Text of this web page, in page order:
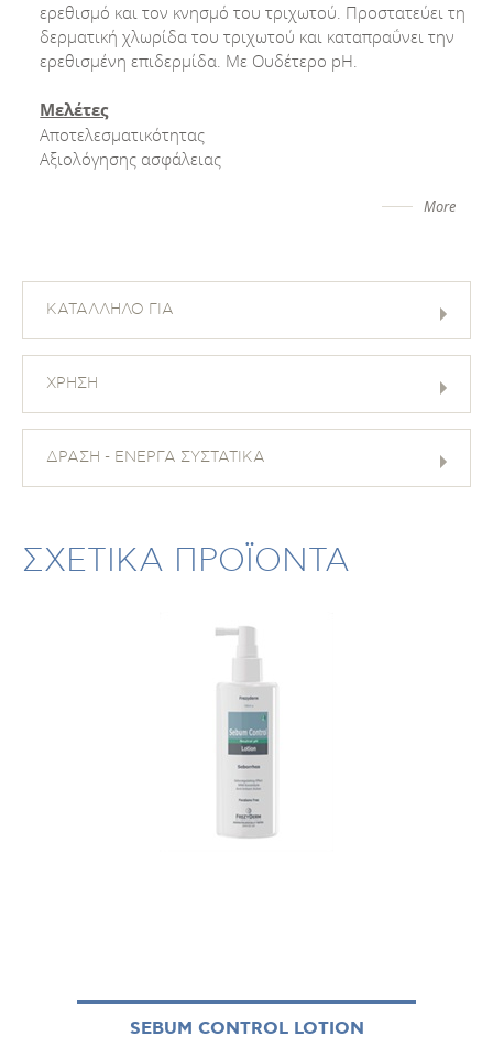
ερεθισμό και τον κνησμό του τριχωτού. Προστατεύει τη
δερματική χλωρίδα του τριχωτού και καταπραΰνει την
ερεθισμένη επιδερμίδα. Με Ουδέτερο pH.
Μελέτες
Αποτελεσματικότητας
Αξιολόγησης ασφάλειας
More
ΚΑΤΑΛΛΗΛΟ ΓΙΑ
ΧΡΗΣΗ
ΔΡΑΣΗ - ΕΝΕΡΓΑ ΣΥΣΤΑΤΙΚΑ
ΣΧΕΤΙΚΑ ΠΡΟΪΟΝΤΑ
SEBUM CONTROL LOTION